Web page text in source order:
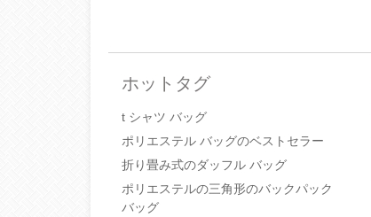
ホットタグ
t シャツ バッグ
ポリエステル バッグのベストセラー
折り畳み式のダッフル バッグ
ポリエステルの三角形のバックパック
バッグ